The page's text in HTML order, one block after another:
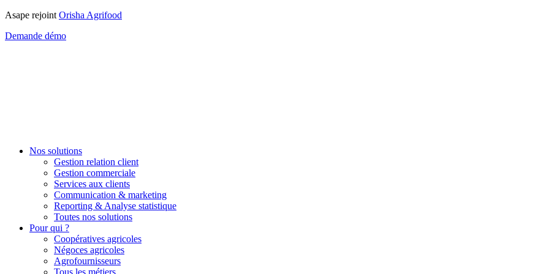
Asape rejoint Orisha Agrifood
Demande démo
Nos solutions
Gestion relation client
Gestion commerciale
Services aux clients
Communication & marketing
Reporting & Analyse statistique
Toutes nos solutions
Pour qui ?
Coopératives agricoles
Négoces agricoles
Agrofournisseurs
Tous les métiers